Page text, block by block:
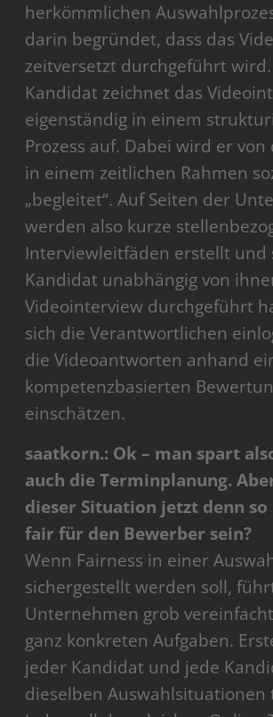
herkömmlichen
darin begründet, dass das
zeitversetzt durchgeführt
Kandidat zeichnet das
eigenständig in einem
Prozess auf. Dabei wird er
in einem zeitlichen Rahmen
„begleitet“. Auf Seiten der
werden also kurze
Interviewleitfäden erstellt und
Kandidat unabhängig von
Videointerview durchgeführt
sich die Verantwortlichen
die Videoantworten anhand
kompetenzbasierten
einschätzen.
saatkorn.: Ok – man spart
auch die Terminplanung.
dieser Situation jetzt denn so
fair für den Bewerber sein?
Wenn Fairness in einer
sichergestellt werden soll,
Unternehmen grob
ganz konkreten Aufgaben.
jeder Kandidat und jede
dieselben Auswahlsituationen